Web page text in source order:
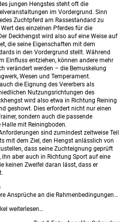
jungen Hengstes steht oft die
im Vordergrund. Sinn
Zuchtpferd am Rassestandard zu
des einzelnen Pferdes für die
Deckhengst wird also auf eine Weise auf
die seine Eigenschaften mit dem
in den Vordergrund stellt. Während
Einfluss entziehen, können andere mehr
verändert werden – die Bemuskelung
Wesen und Temperament.
die Eignung des Vererbers als
Nutzungsrichtungen des
wird also etwa in Richtung Reining
geshowt. Dies erfordert nicht nur einen
sondern auch die passende
mit Reiningboden.
sind zumindest zeitweise Teil
mit dem Ziel, den Hengst anlässlich von
dass seine Zuchteignung geprüft
aber auch in Richtung Sport auf eine
keinen Zweifel daran lässt, dass er
Ansprüche an die Rahmenbedingungen…
weiterlesen…